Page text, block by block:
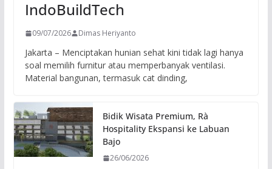
IndoBuildTech
09/07/2026 Dimas Heriyanto
Jakarta – Menciptakan hunian sehat kini tidak lagi hanya
soal memilih furnitur atau memperbanyak ventilasi.
Material bangunan, termasuk cat dinding,
Bidik Wisata Premium, Rà
Hospitality Ekspansi ke Labuan
Bajo
26/06/2026